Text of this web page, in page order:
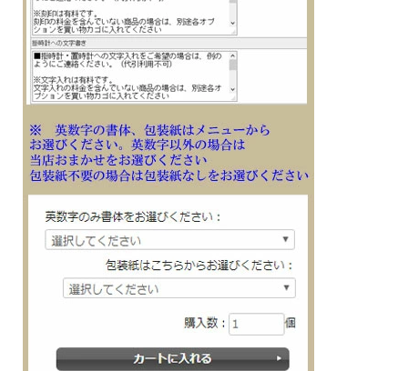
ります）
※刻印文字はカート内の備考欄に記載ください